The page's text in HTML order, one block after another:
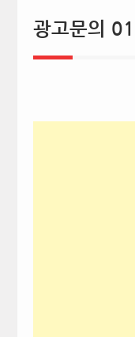
광고문의